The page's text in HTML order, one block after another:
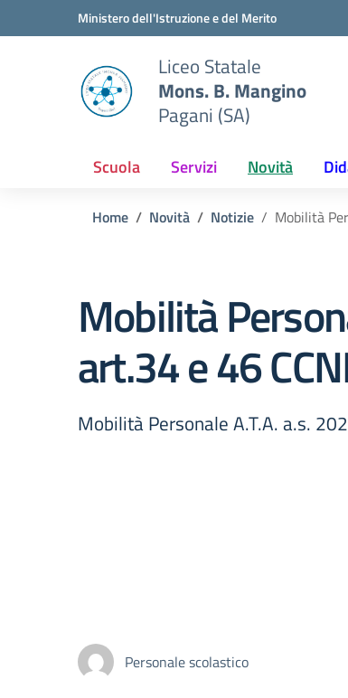
Vai ai contenuti
Vai al menu di navigazioneMinistero dell'Istruzione e del Merito
Liceo Statale
Mons. B. Mangino
Pagani (SA)
Scuola Servizi Novità
Home Novità Notizie Mobilità
Mobilità
art.34 e 46
Mobilità Personale A.T.A. a.s.
Personale scolastico